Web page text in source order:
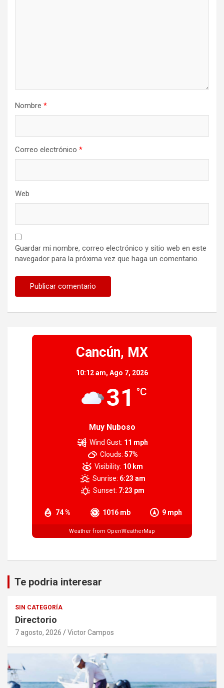
Nombre *
Correo electrónico *
Web
Guardar mi nombre, correo electrónico y sitio web en este
navegador para la próxima vez que haga un comentario.
Cancún, MX
10:12 am, Ago 7, 2026
31 °C
Muy Nuboso
74 % 1016 mb 9 mph
Wind Gust: 11 mph
Clouds: 57%
Visibility: 10 km
Sunrise: 6:23 am
Sunset: 7:23 pm
Weather from OpenWeatherMap
Te podria interesar
SIN CATEGORÍA
Directorio
7 agosto, 2026 Victor Campos